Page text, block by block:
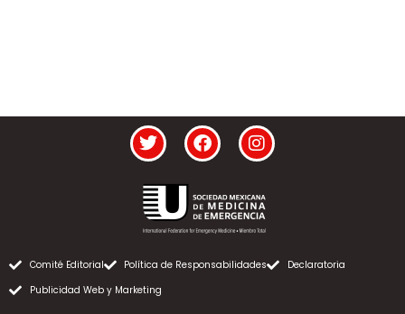
Comité Editorial Política de Responsabilidades
Declaratoria
Publicidad Web y Marketing